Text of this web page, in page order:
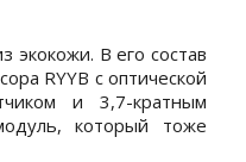
экокожи. В его состав
RYYB с оптической
и 3,7-кратным
который тоже